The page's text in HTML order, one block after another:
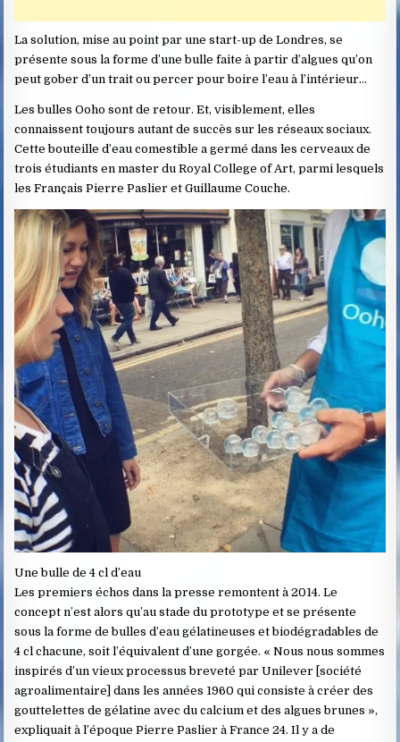
La solution, mise au point par une start-up de Londres, se
présente sous la forme d’une bulle faite à partir d’algues qu’on
peut gober d’un trait ou percer pour boire l’eau à l’intérieur…
Les bulles Ooho sont de retour. Et, visiblement, elles
connaissent toujours autant de succès sur les réseaux sociaux.
Cette bouteille d’eau comestible a germé dans les cerveaux de
trois étudiants en master du Royal College of Art, parmi lesquels
les Français Pierre Paslier et Guillaume Couche.
Une bulle de 4 cl d’eau
Les premiers échos dans la presse remontent à 2014. Le
concept n’est alors qu’au stade du prototype et se présente
sous la forme de bulles d’eau gélatineuses et biodégradables de
4 cl chacune, soit l’équivalent d’une gorgée. « Nous nous sommes
inspirés d’un vieux processus breveté par Unilever [société
agroalimentaire] dans les années 1960 qui consiste à créer des
gouttelettes de gélatine avec du calcium et des algues brunes »,
expliquait à l’époque Pierre Paslier à France 24. Il y a de